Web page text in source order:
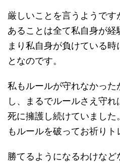
厳しいことを言うようで
あることは全て私自身が
まり私自身が負けている
となのです。
私もルールが守れなかった
し、まるでルールさえ守
死に擁護し続けていました
もルールを破ってお祈りト
勝てるようになるわけなど